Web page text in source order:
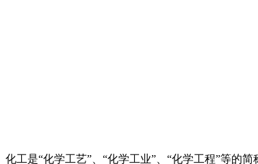
化工是“化学工艺”、“化学工业”、“化学工程”等的